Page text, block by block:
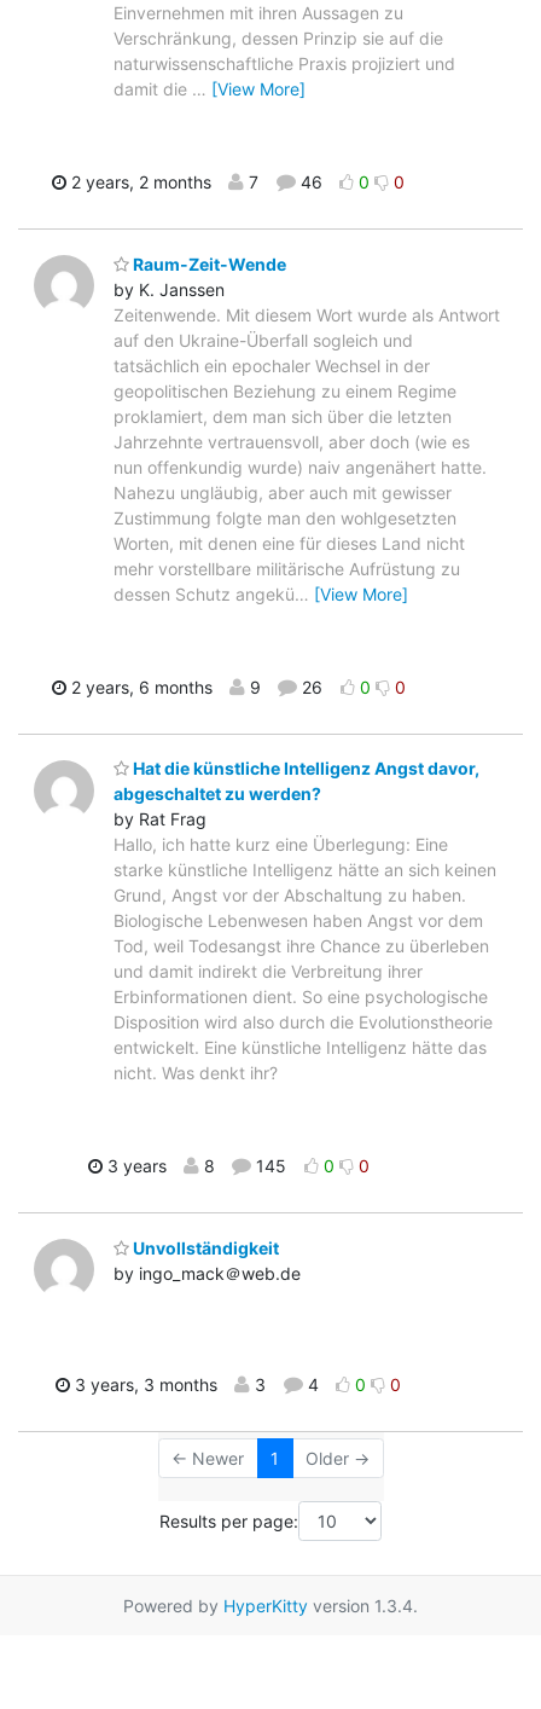
Einvernehmen mit ihren Aussagen zu
Verschränkung, dessen Prinzip sie auf die
naturwissenschaftliche Praxis projiziert und
damit die … [View More]
2 years, 2 months 7 46 0 0
Raum-Zeit-Wende
by K. Janssen
Zeitenwende. Mit diesem Wort wurde als Antwort
auf den Ukraine-Überfall sogleich und
tatsächlich ein epochaler Wechsel in der
geopolitischen Beziehung zu einem Regime
proklamiert, dem man sich über die letzten
Jahrzehnte vertrauensvoll, aber doch (wie es
nun offenkundig wurde) naiv angenähert hatte.
Nahezu ungläubig, aber auch mit gewisser
Zustimmung folgte man den wohlgesetzten
Worten, mit denen eine für dieses Land nicht
mehr vorstellbare militärische Aufrüstung zu
dessen Schutz angekü… [View More]
2 years, 6 months 9 26 0 0
Hat die künstliche Intelligenz Angst davor,
abgeschaltet zu werden?
by Rat Frag
Hallo, ich hatte kurz eine Überlegung: Eine
starke künstliche Intelligenz hätte an sich keinen
Grund, Angst vor der Abschaltung zu haben.
Biologische Lebenwesen haben Angst vor dem
Tod, weil Todesangst ihre Chance zu überleben
und damit indirekt die Verbreitung ihrer
Erbinformationen dient. So eine psychologische
Disposition wird also durch die Evolutionstheorie
entwickelt. Eine künstliche Intelligenz hätte das
nicht. Was denkt ihr?
3 years 8 145 0 0
Unvollständigkeit
by ingo_mack＠web.de
3 years, 3 months 3 4 0 0
← Newer 1 Older →
Results per page:
Powered by HyperKitty version 1.3.4.